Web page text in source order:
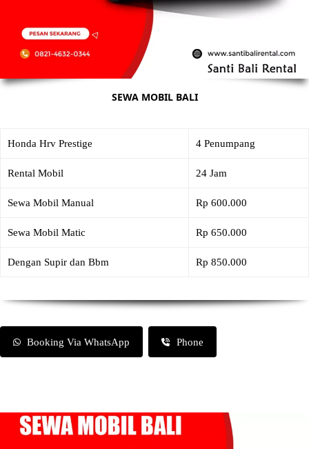
SEWA MOBIL BALI
Honda Hrv Prestige 4 Penumpang
Rental Mobil 24 Jam
Sewa Mobil Manual Rp 600.000
Sewa Mobil Matic Rp 650.000
Dengan Supir dan Bbm Rp 850.000
Booking Via WhatsApp Phone